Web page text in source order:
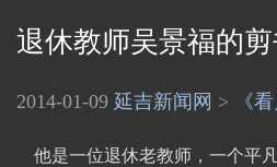
退休教师吴景福的
2014-01-09 延吉新闻网 > 《
他是一位退休老教师，一个平